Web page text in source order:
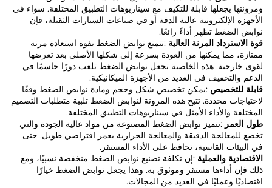
ومرونتها يجعلها قابلة للتكيف مع سيناريوهات التطبيق المختلفة. سواء في
الأجهزة الإلكترونية عالية الدقة أو في صناعات السيارات الثقيلة، فإن
نوابض الضغط تظهر أداءً رائعًا.
قوة الاسترداد المرنة العالية:تتمتع نوابض الضغط بقوة استعادة مرنة
ممتازة، مما يمكنها من العودة بسرعة إلى شكلها الأصلي بعد تعرضها
لقوى خارجية. هذه الخاصية تجعل نوابض الضغط تلعب دورًا حاسمًا في
الدعم والتخفيف في العديد من الأجهزة الميكانيكية.
قابلة للتخصيص:يمكن تخصيص شكل وحجم ومادة نوابض الضغط وفقًا
لاحتياجات محددة. تتيح هذه المرونة لنوابض الضغط تلبية متطلبات التصميم
المختلفة والأداء الأمثل في سيناريوهات التطبيق المختلفة.
طول العمر:تتميز نوابض الضغط المصنوعة من مواد عالية الجودة والتي
تخضع للمعالجة الدقيقة والمعالجة الحرارية بعمر افتراضي طويل. حتى
في البيئات القاسية، تحافظ على الأداء المستقر.
الاقتصادية والعملية:إن تكلفة تصنيع نوابض الضغط منخفضة نسبيًا، ومع
ذلك فإن أداءها مستقر وموثوق به. وهذا يجعل نوابض الضغط خيارًا
اقتصاديًا وعمليًا في العديد من المجالات.